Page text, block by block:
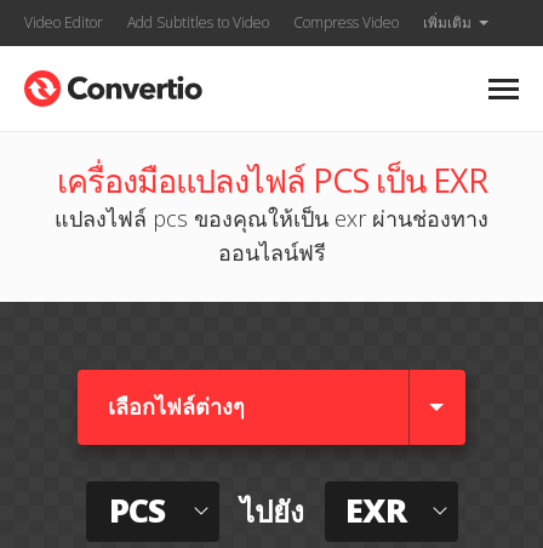
Video Editor Add Subtitles to Video Compress Video เพิ่มเติม
เครื่องมือแปลงไฟล์ PCS เป็น EXR
แปลงไฟล์ pcs ของคุณให้เป็น exr ผ่านช่องทาง
ออนไลน์ฟรี
เลือกไฟล์ต่างๆ​
PCS ไปยัง EXR